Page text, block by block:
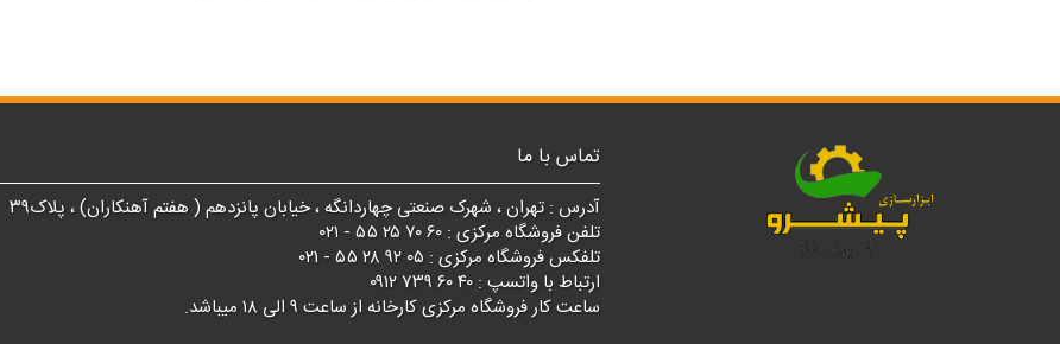
تماس با ما
آدرس : تهران ، شهرک صنعتی چهاردانگه ، خیابان پانزدهم ( هفتم آهنکاران) ، پلاک۳۹
تلفن فروشگاه مرکزی : ۶۰ ۷۰ ۲۵ ۵۵ - ۰۲۱
تلفکس فروشگاه مرکزی : ۰۵ ۹۲ ۲۸ ۵۵ - ۰۲۱
ارتباط با واتسپ : ۴۰ ۶۰ ۷۳۹ ۰۹۱۲
ساعت کار فروشگاه مرکزی کارخانه از ساعت ۹ الی ۱۸ میباشد.